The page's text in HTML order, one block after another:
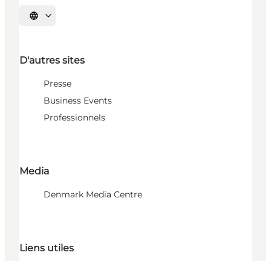
Choisissez la langue
D'autres sites
Presse
Business Events
Professionnels
Media
Denmark Media Centre
Liens utiles